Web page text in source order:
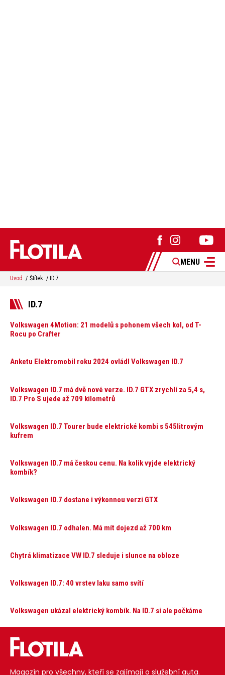
MENU
Úvod Štítek ID.7
ID.7
Volkswagen 4Motion: 21 modelů s pohonem všech kol, od T-
Rocu po Crafter
Anketu Elektromobil roku 2024 ovládl Volkswagen ID.7
Volkswagen ID.7 má dvě nové verze. ID.7 GTX zrychlí za 5,4 s,
ID.7 Pro S ujede až 709 kilometrů
Volkswagen ID.7 Tourer bude elektrické kombi s 545litrovým
kufrem
Volkswagen ID.7 má českou cenu. Na kolik vyjde elektrický
kombík?
Volkswagen ID.7 dostane i výkonnou verzi GTX
Volkswagen ID.7 odhalen. Má mít dojezd až 700 km
Chytrá klimatizace VW ID.7 sleduje i slunce na obloze
Volkswagen ID.7: 40 vrstev laku samo svítí
Volkswagen ukázal elektrický kombík. Na ID.7 si ale počkáme
Magazín pro všechny, kteří se zajímají o služební auta.